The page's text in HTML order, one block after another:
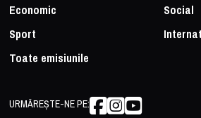
Economic
Social
Sport
Toate emisiunile
URMĂREȘTE-NE PE: